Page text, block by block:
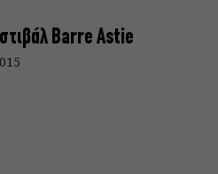
Barre Astie